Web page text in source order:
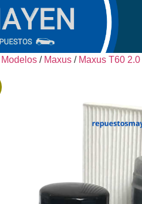
Modelos / Maxus / Maxus T60 2.0